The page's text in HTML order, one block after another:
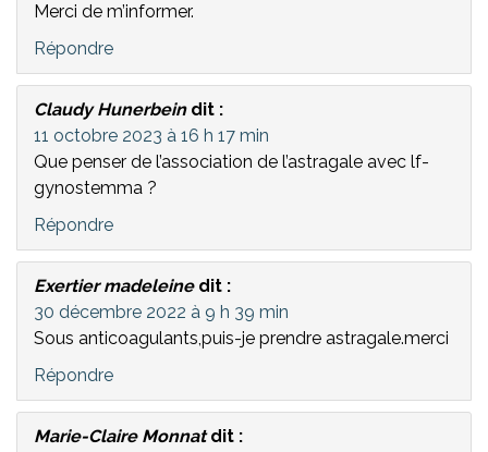
Merci de m’informer.
Répondre
Claudy Hunerbein dit :
11 octobre 2023 à 16 h 17 min
Que penser de l’association de l’astragale avec lf-
gynostemma ?
Répondre
Exertier madeleine dit :
30 décembre 2022 à 9 h 39 min
Sous anticoagulants,puis-je prendre astragale.merci
Répondre
Marie-Claire Monnat dit :